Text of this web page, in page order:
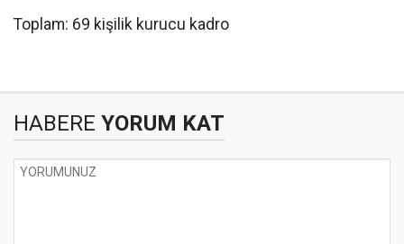
Toplam: 69 kişilik kurucu kadro
HABERE YORUM KAT